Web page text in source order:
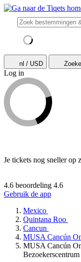
nl / USD
Log in
Je tickets nog sneller op
4.6 beoordeling 4.6
Gebruik de app
Mexico
Quintana Roo
Cancun
MUSA Cancún
MUSA Cancún
Bezoekerscentrum